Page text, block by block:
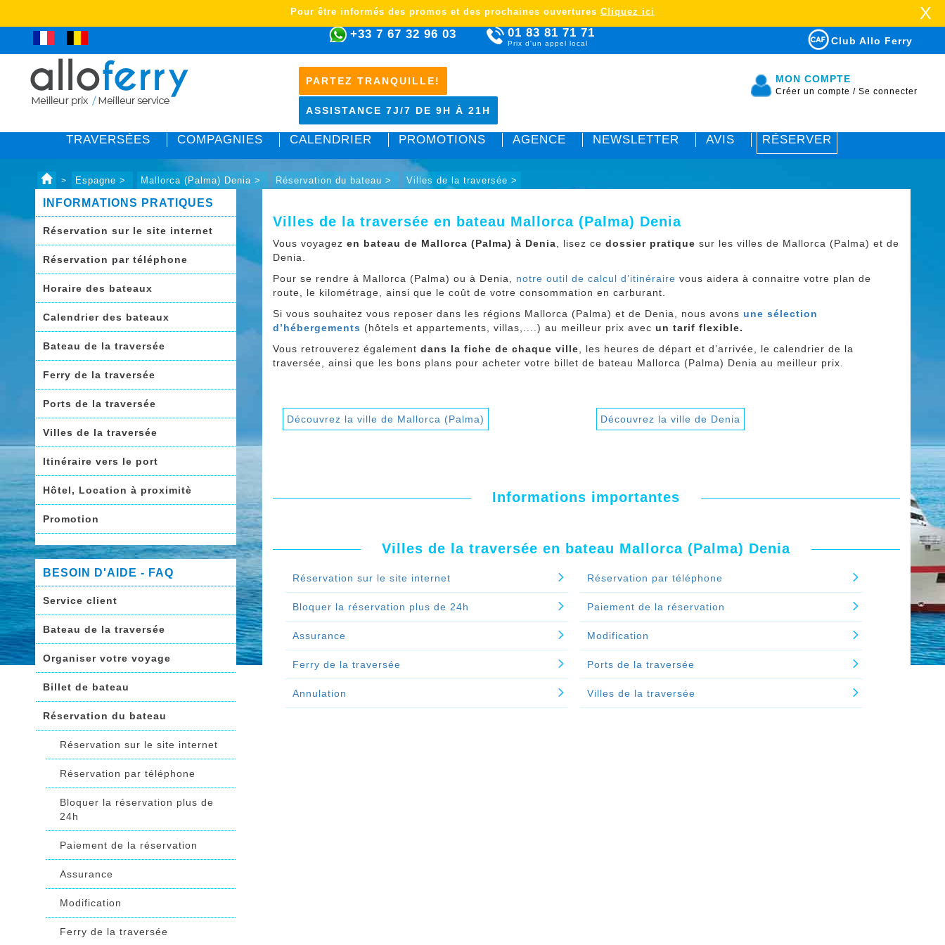
+33 7 67 32 96 03 01 83 81 71 71
Prix d'un appel local Club Allo Ferry
PARTEZ TRANQUILLE!
ASSISTANCE 7J/7 DE 9H À 21H
MON COMPTE
Créer un compte / Se connecter
TRAVERSÉES COMPAGNIES CALENDRIER PROMOTIONS AGENCE NEWSLETTER AVIS RÉSERVER
Pour être informés des promos et des prochaines ouvertures Cliquez ici X
> Espagne > Mallorca (Palma) Denia > Réservation du bateau > Villes de la traversée >
INFORMATIONS PRATIQUES
Réservation sur le site internet
Réservation par téléphone
Horaire des bateaux
Calendrier des bateaux
Bateau de la traversée
Ferry de la traversée
Ports de la traversée
Villes de la traversée
Itinéraire vers le port
Hôtel, Location à proximitè
Promotion
BESOIN D'AIDE - FAQ
Service client
Bateau de la traversée
Organiser votre voyage
Billet de bateau
Réservation du bateau
Réservation sur le site internet
Réservation par téléphone
Bloquer la réservation plus de
24h
Paiement de la réservation
Assurance
Modification
Ferry de la traversée
Villes de la traversée en bateau Mallorca (Palma) Denia
Vous voyagezen bateau de Mallorca (Palma) à Denia , lisez cedossier pratique sur les villes de Mallorca (Palma) et de
Denia.
Pour se rendre à Mallorca (Palma) ou à Denia, notre outil de calcul d’itinéraire vous aidera à connaitre votre plan de
route, le kilométrage, ainsi que le coût de votre consommation en carburant.
Si vous souhaitez vous reposer dans les régions Mallorca (Palma) et de Denia, nous avonsune sélection
d’hébergements (hôtels et appartements, villas,....) au meilleur prix avecun tarif flexible.
Vous retrouverez égalementdans la fiche de chaque ville , les heures de départ et d’arrivée, le calendrier de la
traversée, ainsi que les bons plans pour acheter votre billet de bateau Mallorca (Palma) Denia au meilleur prix.
Découvrez la ville de Mallorca (Palma) Découvrez la ville de Denia
Informations importantes
Villes de la traversée en bateau Mallorca (Palma) Denia
Réservation sur le site internet Réservation par téléphone
Bloquer la réservation plus de 24h Paiement de la réservation
Assurance Modification
Ferry de la traversée Ports de la traversée
Annulation Villes de la traversée